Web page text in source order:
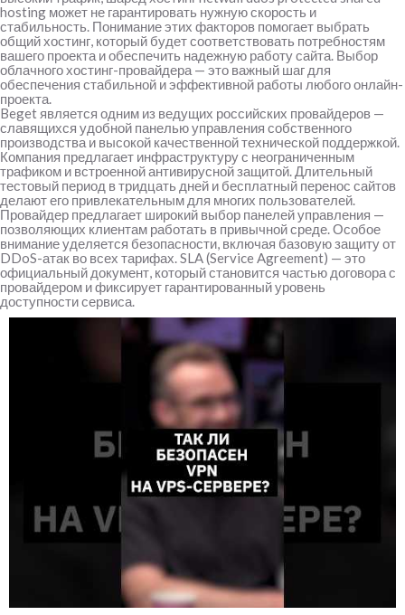
hosting может не гарантировать нужную скорость и
стабильность. Понимание этих факторов помогает выбрать
общий хостинг, который будет соответствовать потребностям
вашего проекта и обеспечить надежную работу сайта. Выбор
облачного хостинг-провайдера — это важный шаг для
обеспечения стабильной и эффективной работы любого онлайн-
проекта.
Beget является одним из ведущих российских провайдеров —
славящихся удобной панелью управления собственного
производства и высокой качественной технической поддержкой.
Компания предлагает инфраструктуру с неограниченным
трафиком и встроенной антивирусной защитой. Длительный
тестовый период в тридцать дней и бесплатный перенос сайтов
делают его привлекательным для многих пользователей.
Провайдер предлагает широкий выбор панелей управления —
позволяющих клиентам работать в привычной среде. Особое
внимание уделяется безопасности, включая базовую защиту от
DDoS-атак во всех тарифах. SLA (Service Agreement) — это
официальный документ, который становится частью договора с
провайдером и фиксирует гарантированный уровень
доступности сервиса.